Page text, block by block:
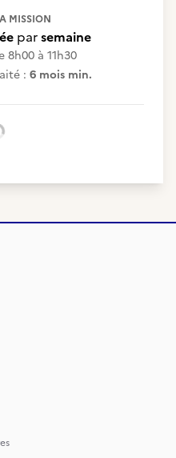
MISSION
parsemaine
8h00 à 11h30
: 6 mois min.
Chargement...